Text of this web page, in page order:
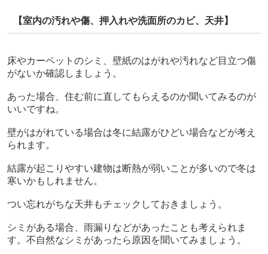
【室内の汚れや傷、押入れや洗面所のカビ、天井】
床やカーペットのシミ、壁紙のはがれや汚れなど目立つ傷
がないか確認しましょう。
あった場合、住む前に直してもらえるのか聞いてみるのが
いいですね。
壁がはがれている場合は冬に結露がひどい場合などが考え
られます。
結露が起こりやすい建物は断熱が弱いことが多いので冬は
寒いかもしれません。
つい忘れがちな天井もチェックしておきましょう。
シミがある場合、雨漏りなどがあったことも考えられま
す。不自然なシミがあったら原因を聞いてみましょう。